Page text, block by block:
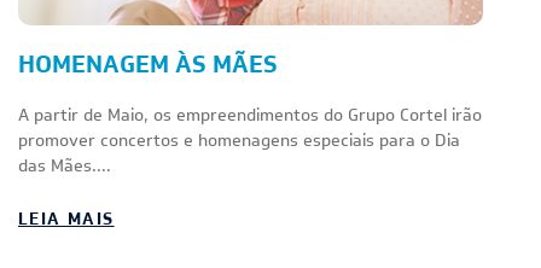
HOMENAGEM ÀS MÃES
A partir de Maio, os empreendimentos do Grupo Cortel irão
promover concertos e homenagens especiais para o Dia
das Mães....
LEIA MAIS